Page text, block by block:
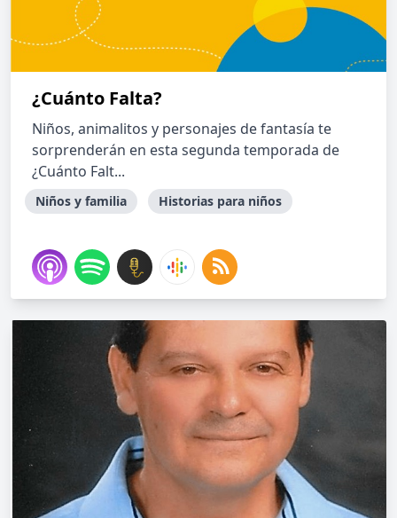
¿Cuánto Falta?
Niños, animalitos y personajes de fantasía te
sorprenderán en esta segunda temporada de
¿Cuánto Falt...
Niños y familia Historias para niños